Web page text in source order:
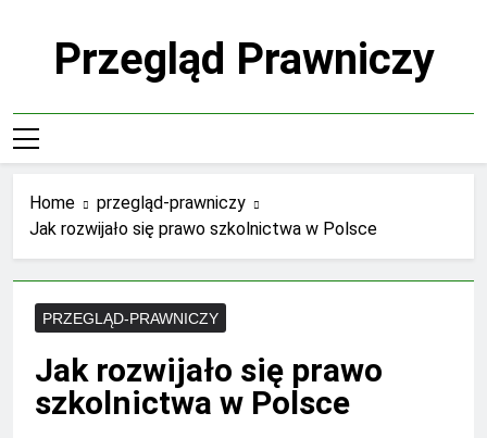
Przegląd Prawniczy
Home
przegląd-prawniczy
Jak rozwijało się prawo szkolnictwa w Polsce
PRZEGLĄD-PRAWNICZY
Jak rozwijało się prawo
szkolnictwa w Polsce